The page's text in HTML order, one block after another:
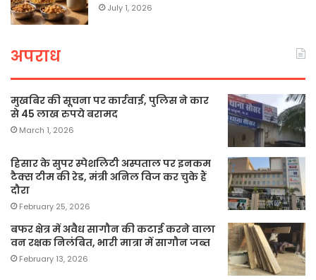
July 1, 2026
अपराध
मुखबिर की सूचना पर कार्रवाई, पुलिस ने कार
से 45 लाख रुपये बरामद
March 1, 2026
हिसार के सुपर स्पेशलिटी अस्पताल पर इनकम
टैक्स टीम की रेड, मंत्री अनिल विज कर चुके हैं
दौरा
February 25, 2026
बफर क्षेत्र में अवैध सागौन की कटाई करने वाला
वन रक्षक निलंबित, भारी मात्रा में सागौन जब्त
February 13, 2026